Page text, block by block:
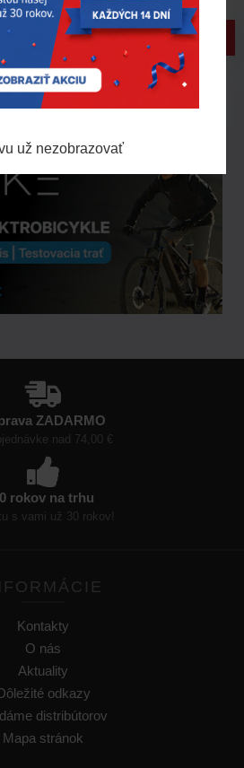
už nezobrazovať
31. 2026
zákazníci, dnes pre vás odhaľujeme
už piatu akčnú ponuku! Do
výberu sme zaradili ďalšie
z ná..
ZADARMO
nad 74,00 €
rokov na trhu
s vami už 30 rokov!
Kontakty
O nás
Aktuality
odkazy
distribútorov
Mapa stránok